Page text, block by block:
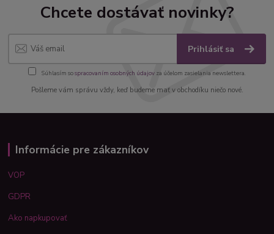
Chcete dostávať novinky?
Prihlásiť sa
Súhlasím sospracovaním osobných údajov za účelom zasielania newslettera.
Pošleme vám správu vždy, keď budeme mať v obchodíku niečo nové.
Informácie pre zákazníkov
VOP
GDPR
Ako napkupovať